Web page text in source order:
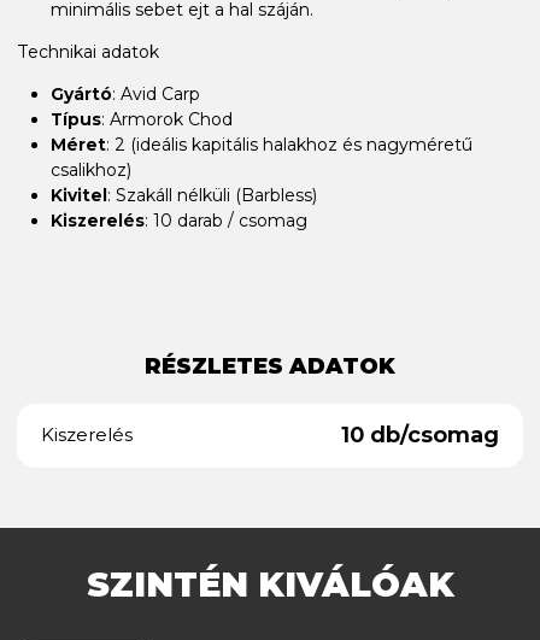
minimális sebet ejt a hal száján.
Technikai adatok
Gyártó: Avid Carp
Típus: Armorok Chod
Méret: 2 (ideális kapitális halakhoz és nagyméretű
csalikhoz)
Kivitel: Szakáll nélküli (Barbless)
Kiszerelés: 10 darab / csomag
RÉSZLETES ADATOK
Kiszerelés 10 db/csomag
SZINTÉN KIVÁLÓAK